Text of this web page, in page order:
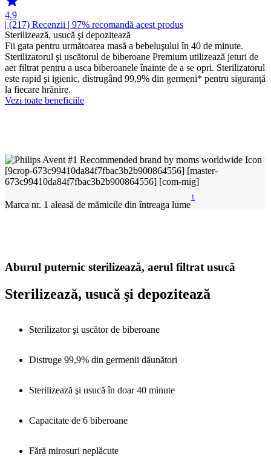
4.9
| (217) Recenzii | 97% recomandă acest produs
Sterilizează, usucă şi depozitează
Fii gata pentru următoarea masă a bebeluşului în 40 de minute.
Sterilizatorul şi uscătorul de biberoane Premium utilizează jeturi de
aer filtrat pentru a usca biberoanele înainte de a se opri. Sterilizatorul
este rapid şi igienic, distrugând 99,9% din germeni* pentru siguranţă
la fiecare hrănire.
Vezi toate beneficiile
Marca nr. 1 aleasă de mămicile din întreaga lume
1
Aburul puternic sterilizează, aerul filtrat usucă
Sterilizează, usucă şi depozitează
Sterilizator şi uscător de biberoane
Distruge 99,9% din germenii dăunători
Sterilizează şi usucă în doar 40 minute
Capacitate de 6 biberoane
Fără mirosuri neplăcute